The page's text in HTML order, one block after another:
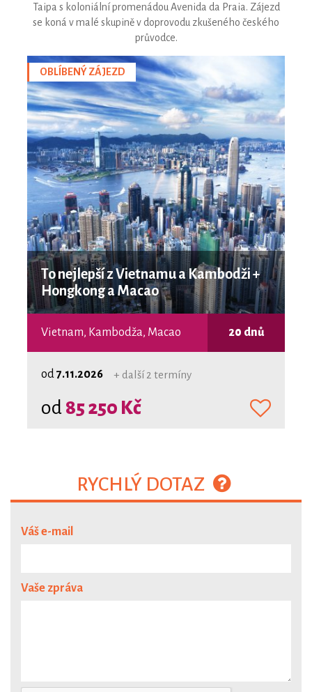
Taipa s koloniální promenádou Avenida da Praia. Zájezd
se koná v malé skupině v doprovodu zkušeného českého
průvodce.
OBLÍBENÝ ZÁJEZD
To nejlepší z Vietnamu a Kambodži +
Hongkong a Macao
Vietnam, Kambodža, Macao 20 dnů
od 7.11.2026 + další 2 termíny
od 85 250 Kč
RYCHLÝ DOTAZ
Váš e-mail
Vaše zpráva